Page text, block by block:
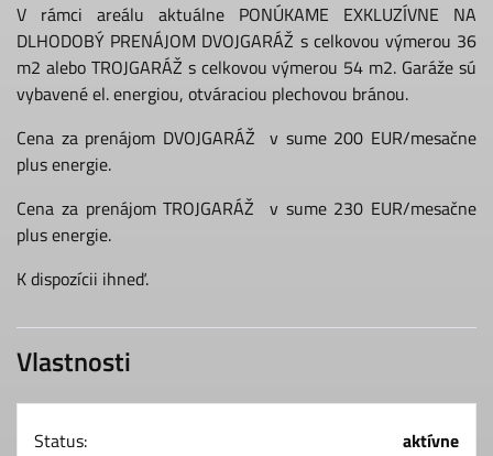
V rámci areálu aktuálne PONÚKAME EXKLUZÍVNE NA
DLHODOBÝ PRENÁJOM DVOJGARÁŽ s celkovou výmerou 36
m2 alebo TROJGARÁŽ s celkovou výmerou 54 m2. Garáže sú
vybavené el. energiou, otváraciou plechovou bránou.
Cena za prenájom DVOJGARÁŽ v sume 200 EUR/mesačne
plus energie.
Cena za prenájom TROJGARÁŽ v sume 230 EUR/mesačne
plus energie.
K dispozícii ihneď.
Vlastnosti
Status:
aktívne